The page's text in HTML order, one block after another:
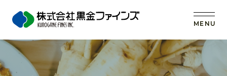
MENU
トップ